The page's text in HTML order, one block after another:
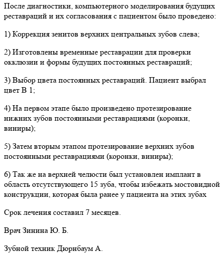
После диагностики, компьютерного моделирования будущих
реставраций и их согласования с пациентом было проведено:
1) Коррекция зенитов верхних центральных зубов слева;
2) Изготовлены временные реставрации для проверки
окклюзии и формы будущих постоянных реставраций;
3) Выбор цвета постоянных реставраций. Пациент выбрал
цвет В 1;
4) На первом этапе было произведено протезирование
нижних зубов постоянными реставрациями (коронки,
виниры);
5) Затем вторым этапом протезирование верхних зубов
постоянными реставрациями (коронки, виниры);
6) Так же на верхней челюсти был установлен имплант в
область отсутствующего 15 зуба, чтобы избежать мостовидной
конструкции, которая была ранее у пациента на этих зубах
Срок лечения составил 7 месяцев.
Врач Зинина Ю. Б.
Зубной техник Дюрнбаум А.